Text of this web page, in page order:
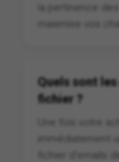
la pertinence
maximise vos
Quels sont
fichier ?
immédiatement
fichier d'emails